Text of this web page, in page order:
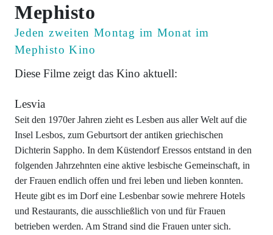
Mephisto
Jeden zweiten Montag im Monat im
Mephisto Kino
Diese Filme zeigt das Kino aktuell:
Lesvia
Seit den 1970er Jahren zieht es Lesben aus aller Welt auf die
Insel Lesbos, zum Geburtsort der antiken griechischen
Dichterin Sappho. In dem Küstendorf Eressos entstand in den
folgenden Jahrzehnten eine aktive lesbische Gemeinschaft, in
der Frauen endlich offen und frei leben und lieben konnten.
Heute gibt es im Dorf eine Lesbenbar sowie mehrere Hotels
und Restaurants, die ausschließlich von und für Frauen
betrieben werden. Am Strand sind die Frauen unter sich.